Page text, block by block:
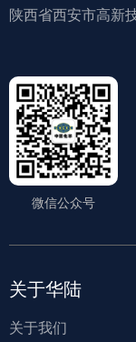
陕西省西安市高新
微信公众号
关于华陆
关于我们